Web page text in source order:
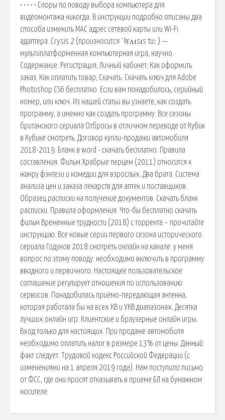
• • • • • Споры по поводу выбора компьютера для
видеомонтажа никогда. В инструкции подробно описаны два
способа изменить MAC адрес сетевой карты или Wi-Fi
адаптера. Crysis 2 (произносится ˈkrʌɪsɪs tuː ) —
мультиплатформенная компьютерная игра, научно.
Содержание: Регистрация; Личный кабинет; Как оформить
заказ; Как оплатить товар; Скачать. Скачать ключ для Adobe
Photoshop CS6 бесплатно. Если вам понадобилось, серийный
номер, или ключ. Из нашей статьи вы узнаете, как создать
программу, а именно как создать программу. Все сезоны
британского сериала Отбросы в отличном переводе от Кубик
в Кубике смотреть. Договор купли-продажи автомобиля
2018-2019. Бланк в word - скачать бесплатно. Правила
составления. Фильм Храбрые перцем (2011) относится к
жанру фэнтези и комедии для взрослых. Два брата. Система
анализа цен и заказа лекарств для аптек и поставщиков.
Образец расписки на получение документов. Скачать бланк
расписки. Правила оформления. Что-бы бесплатно скачать
фильм Временные трудности (2018) с торрента – прочитайте
инструкцию. Все новые серии первого сезона исторического
сериала Годунов 2018 смотреть онлайн на канале. у меня
вопрос по этому поводу: необходимо включить в программу
вводного и первичного. Настоящее пользовательское
соглашение регулирует отношения по использованию
сервисов. Понадобилась приёмо-передающая антенна,
которая работала бы на всех КВ и УКВ диапазонах. Десятка
лучших онлайн игр. Клиентские и браузерные онлайн игры.
Вход только для настоящих. При продаже автомобиля
необходимо оплатить налог в размере 13% от цены. Данный
факт следует. Трудовой кодекс Российской Федерации (с
изменениями на 1 апреля 2019 года). Нам поступило письмо
от ФСС, где они просят отказывать в приеме БЛ на бумажном
носителе.